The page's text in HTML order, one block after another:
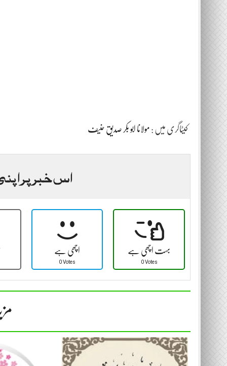
کیٹاگری میں : مولانا ابو بکر صدیق حنیف
اس خبر پر
اچھی ہے
0 Votes
بہت اچھی ہے
0 Votes